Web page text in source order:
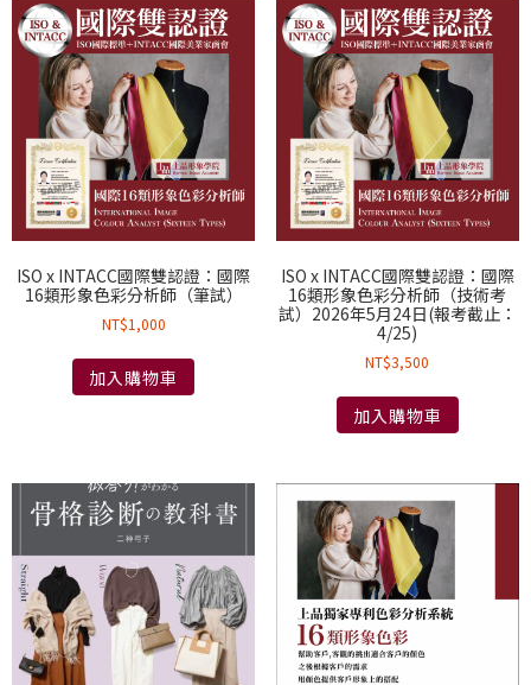
ISO x INTACC國際雙認證：國際
16類形象色彩分析師（筆試）
NT$1,000
加入購物車
ISO x INTACC國際雙認證：國際
16類形象色彩分析師（技術考
試）2026年5月24日(報考截止：
4/25)
NT$3,500
加入購物車